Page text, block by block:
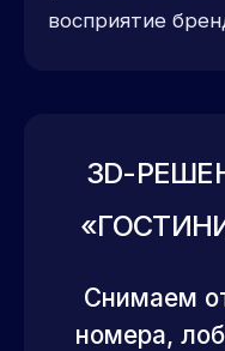
восприятие
3D-
Снимаем
номера,